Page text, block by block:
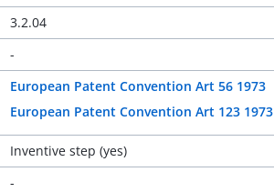
3.2.04
-
European Patent Convention Art 56 1973
European Patent Convention Art 123 1973
Inventive step (yes)
-